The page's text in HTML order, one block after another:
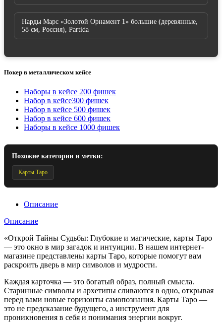
Нарды Марс «Золотой Орнамент 1» большие (деревянные,
58 см, Россия), Partida
Покер в металлическом кейсе
Наборы в кейсе 200 фишек
Набор в кейсе300 фишек
Набор в кейсе 500 фишек
Набор в кейсе 600 фишек
Наборы в кейсе 1000 фишек
Похожие категории и метки:
Карты Таро
Описание
Описание
«Открой Тайны Судьбы: Глубокие и магические, карты Таро
— это окно в мир загадок и интуиции. В нашем интернет-
магазине представлены карты Таро, которые помогут вам
раскроить дверь в мир символов и мудрости.
Каждая карточка — это богатый образ, полный смысла.
Старинные символы и архетипы сливаются в одно, открывая
перед вами новые горизонты самопознания. Карты Таро —
это не предсказание будущего, а инструмент для
проникновения в себя и понимания энергии вокруг.